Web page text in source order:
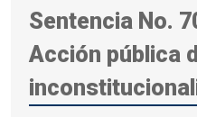
Sentencia No.
Acción pública